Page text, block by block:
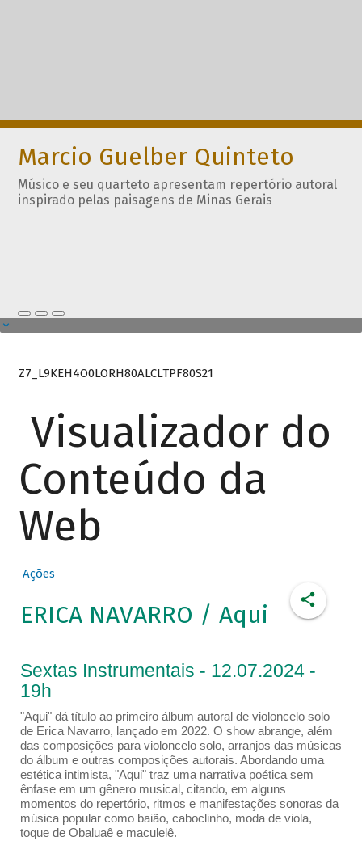
Marcio Guelber Quinteto
Músico e seu quarteto apresentam repertório autoral
inspirado pelas paisagens de Minas Gerais
Z7_L9KEH4O0LORH80ALCLTPF80S21
Visualizador do
Conteúdo da
Web
Ações
ERICA NAVARRO / Aqui
Sextas Instrumentais - 12.07.2024 -
19h
"Aqui" dá título ao primeiro álbum autoral de violoncelo solo
de Erica Navarro, lançado em 2022. O show abrange, além
das composições para violoncelo solo, arranjos das músicas
do álbum e outras composições autorais. Abordando uma
estética intimista, "Aqui" traz uma narrativa poética sem
ênfase em um gênero musical, citando, em alguns
momentos do repertório, ritmos e manifestações sonoras da
música popular como baião, caboclinho, moda de viola,
toque de Obaluaê e maculelê.